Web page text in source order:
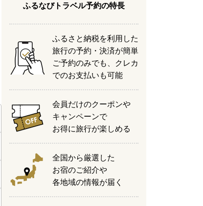
ふるなびトラベル予約の特長
ふるさと納税を利用した
旅行の予約・決済が簡単
ご予約のみでも、クレカ
でのお支払いも可能
会員だけのクーポンや
キャンペーンで
お得に旅行が楽しめる
全国から厳選した
お宿のご紹介や
各地域の情報が届く